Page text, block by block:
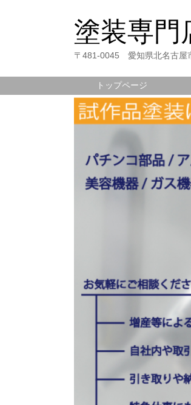
塗装専門
〒481-0045 愛知県北名古屋
トップページ